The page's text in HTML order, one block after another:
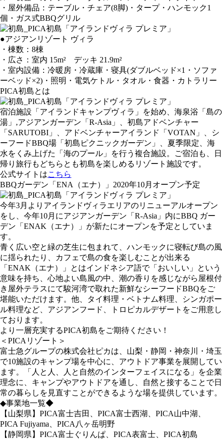
・屋外備品：テーブル・チェア(8脚)・タープ・ハンモック1
個・ガス式BBQグリル
●アジアンリゾート ヴィラ
・棟数：8棟
・広さ：室内 15m² デッキ 21.9m²
・室内設備：冷暖房・冷蔵庫・寝具(ダブルベッド×1・ソファ
ーベッド×2)・照明・電気ケトル・タオル・食器・カトラリー
PICA初島とは
宿泊施設「アイランドキャンプヴィラ」を始め、海泉浴「島の
湯」,アジアンガーデン「R-Asia」、初島アドベンチャー
「SARUTOBI」、アドベンチャーアイランド「VOTAN」、シ
ーフードBBQ場「初島ピクニックガーデン」、夏季限定、海
水をくみ上げた「海のプール」を行う複合施設。ご宿泊も、日
帰り旅行もどちらとも初島を楽しめるリゾート施設です。
公式サイトはこちら
BBQガーデン「ENA（エナ）」2020年10月オープン予定
今年3月よりアイランドヴィラエリアのリニューアルオープン
をし、今年10月にアジアンガーデン「R-Asia」内にBBQ ガー
デン「ENAK（エナ）」が新たにオープンを予定としていま
す。
青く広い空と緑の芝生に包まれて、ハンモックに寝転び島の風
に揺られたり、カフェで島の食を楽しむことが出来る
「ENAK（エナ）」とはインドネシア語で「おいしい」という
意味を持ち、心地よい島風の中、潮の香りを感じながら屋根付
き屋外テラスにて駿河湾で取れた新鮮なシーフードBBQをご
堪能いただけます。他、タイ料理・ベトナム料理、シンガポー
ル料理など、アジアンフード、トロピカルデザートをご用意し
ております。
より一層充実するPICA初島をご期待ください！
＜PICAリゾート＞
富士急グループの株式会社ピカは、山梨・静岡・神奈川・埼玉
で10施設のキャンプ場を中心に、アウトドア事業を展開してい
ます。「人と人、人と自然のインターフェイスになる」を企業
理念に、キャンプやアウトドアを通し、自然と接することで日
常の暮らしを見直すことができるような場を提供しています。
◆事業地一覧◆
【山梨県】PICA富士吉田、PICA富士西湖、PICA山中湖、
PICA Fujiyama、PICA八ヶ岳明野
【静岡県】PICA富士ぐりんぱ、PICA表富士、PICA初島